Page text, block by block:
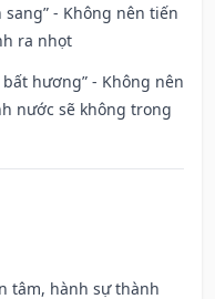
- Không nên tiến
ra nhọt
hương” - Không nên
nước sẽ không trong
tâm, hành sự thành